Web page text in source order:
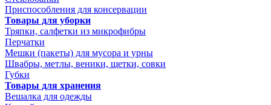
Приспособления для консервации
Товары для уборки
Тряпки, салфетки из микрофибры
Перчатки
Мешки (пакеты) для мусора и урны
Швабры, метлы, веники, щетки, совки
Губки
Товары для хранения
Вешалка для одежды